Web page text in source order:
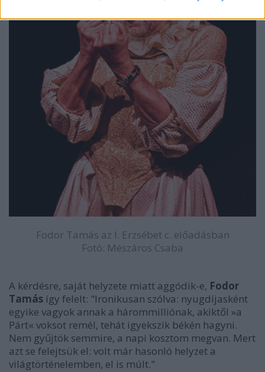
Fodor Tamás az I. Erzsébet c. előadásban
Fotó: Mészáros Csaba
A kérdésre, saját helyzete miatt aggódik-e, Fodor
Tamás így felelt: "Ironikusan szólva: nyugdíjasként
egyike vagyok annak a hárommilliónak, akiktől »a
Párt« voksot remél, tehát igyekszik békén hagyni.
Nem gyűjtök semmire, a napi kosztom megvan. Mert
azt se felejtsük el: volt már hasonló helyzet a
világtörténelemben, el is múlt."